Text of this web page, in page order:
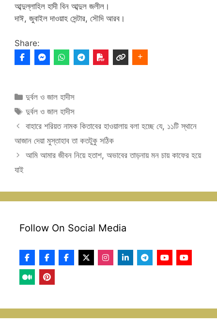
আব্দুল্লাহিল হাদী বিন আব্দুল জলীল।
দাঈ, জুবাইল দাওয়াহ সেন্টার, সৌদি আরব।
Share:
Categories
দুর্বল ও জাল হাদীস
Tags
দুর্বল ও জাল হাদীস
বাহারে শরিয়ত নামক কিতাবের হাওয়ালায় বলা হচ্ছে যে, ১১টি স্থানে
আজান দেয়া মুস্তাহাব তা কতটুকু সঠিক
আমি আমার জীবন নিয়ে হতাশ, অভাবের তাড়নায় মন চায় কাফের হয়ে
যাই
Follow On Social Media